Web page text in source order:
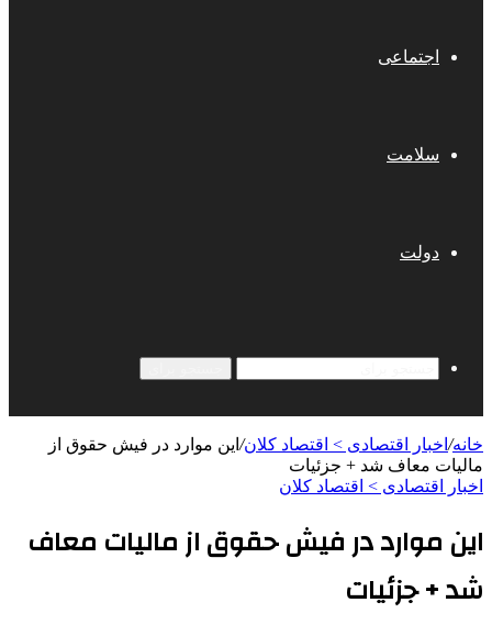
اجتماعی
سلامت
دولت
خانه/ اخبار اقتصادی > اقتصاد كلان/ این موارد در فیش حقوق از
مالیات معاف شد + جزئیات
اخبار اقتصادی > اقتصاد كلان
این موارد در فیش حقوق از مالیات معاف
شد + جزئیات